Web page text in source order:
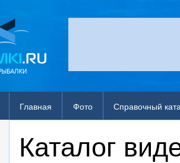
Каталог
Главная Фото Справочный